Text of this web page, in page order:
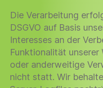
Die Verarbeitung
DSGVO auf Basis
Interesses an der
Funktionalität unserer
oder anderweitige
nicht statt. Wir